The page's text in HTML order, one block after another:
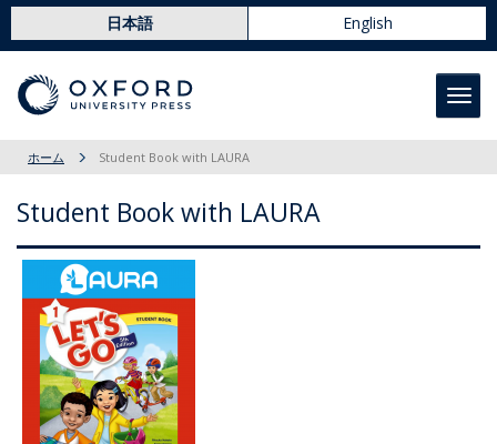
日本語 English
ホーム Student Book with LAURA
Student Book with LAURA